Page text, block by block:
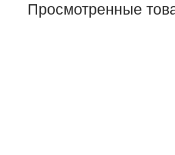
Просмотренные